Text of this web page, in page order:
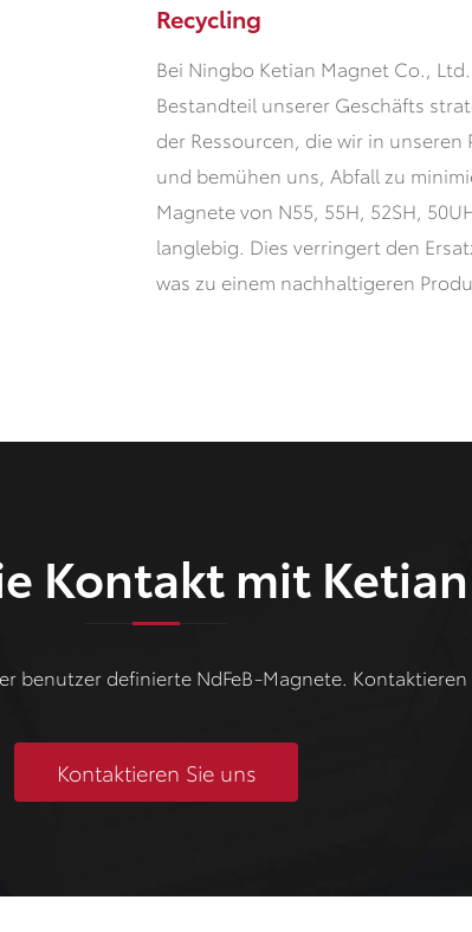
Recycling
Bei Ningbo Ketian Magnet Co.,
Bestandteil unserer Geschäfts
der Ressourcen, die wir in
und bemühen uns, Abfall zu
Magnete von N55, 55H, 52SH,
langlebig. Dies verringert den
was zu einem nachhaltigeren
Kontakt mit
benutzer definierte NdFeB-Magnete. Kontaktieren
Kontaktieren Sie uns